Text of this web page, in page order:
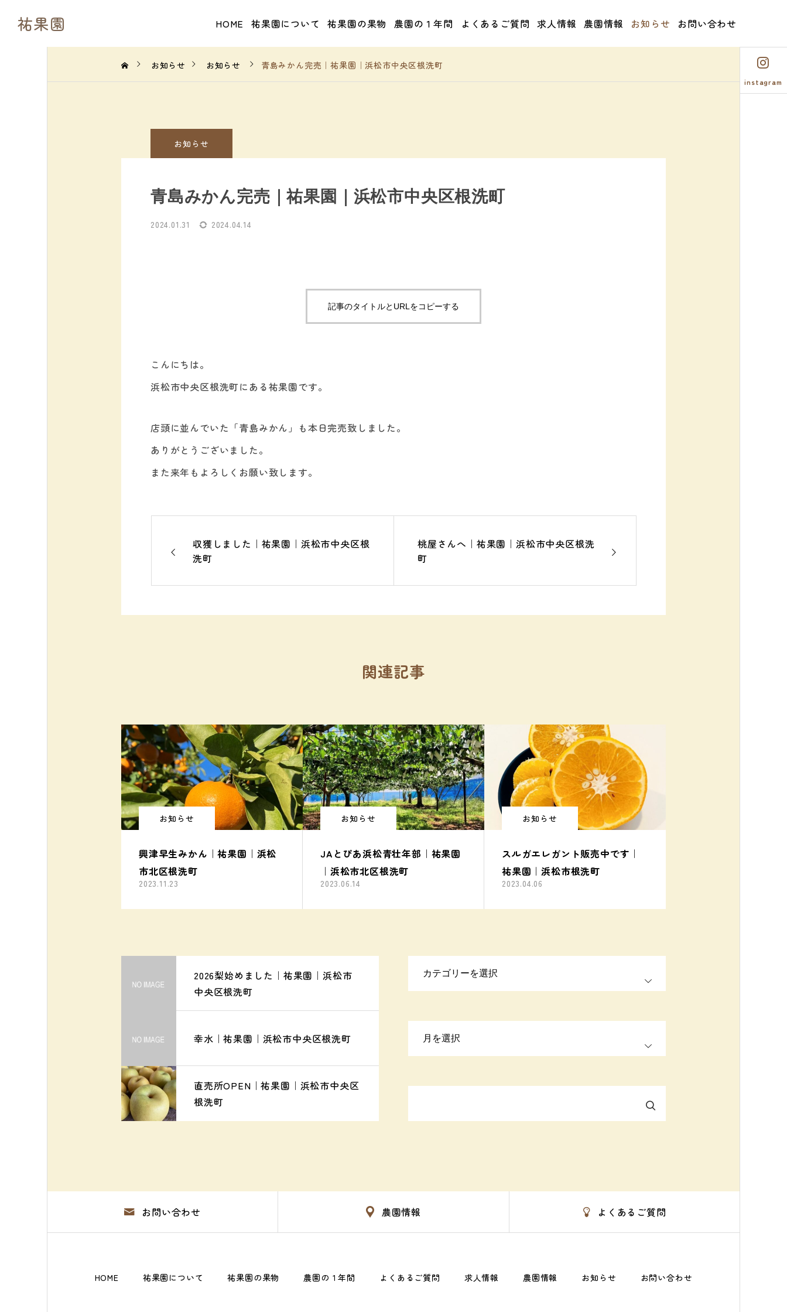
祐果園 HOME 祐果園について 祐果園の果物 農園の１年間 よくあるご質問 求人情報 農園情報 お知らせ お問い合わせ
instagram
お知らせ お知らせ 青島みかん完売｜祐果園｜浜松市中央区根洗町
お知らせ
青島みかん完売｜祐果園｜浜松市中央区根洗町
2024.01.31 2024.04.14
記事のタイトルとURLをコピーする
こんにちは。
浜松市中央区根洗町にある祐果園です。
店頭に並んでいた「青島みかん」も本日完売致しました。
ありがとうございました。
また来年もよろしくお願い致します。
収獲しました｜祐果園｜浜松市中央区根
洗町
桃屋さんへ｜祐果園｜浜松市中央区根洗
町
関連記事
お知らせ
興津早生みかん｜祐果園｜浜松
市北区根洗町
2023.11.23
お知らせ
JAとぴあ浜松青壮年部｜祐果園
｜浜松市北区根洗町
2023.06.14
お知らせ
スルガエレガント販売中です｜
祐果園｜浜松市根洗町
2023.04.06
2026梨始めました｜祐果園｜浜松市
中央区根洗町
幸水｜祐果園｜浜松市中央区根洗町
直売所OPEN｜祐果園｜浜松市中央区
根洗町
お問い合わせ 農園情報 よくあるご質問
HOME 祐果園について 祐果園の果物 農園の１年間 よくあるご質問 求人情報 農園情報 お知らせ お問い合わせ